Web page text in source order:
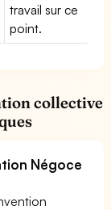
travail sur ce
point.
collective
Négoce